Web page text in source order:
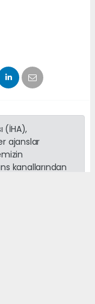
(İHA),
ajanslar
kanallarından